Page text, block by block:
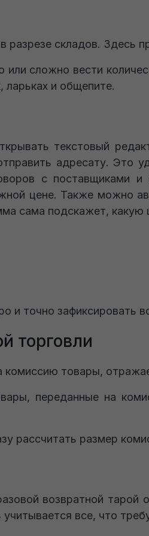
разрезе складов. Здесь
или сложно вести
ларьках и общепите.
текстовый
адресату. Это
с поставщиками и
цене. Также можно
сама подскажет, какую
и точно зафиксировать
торговли
комиссию товары,
переданные на
рассчитать размер
возвратной тарой
все, что